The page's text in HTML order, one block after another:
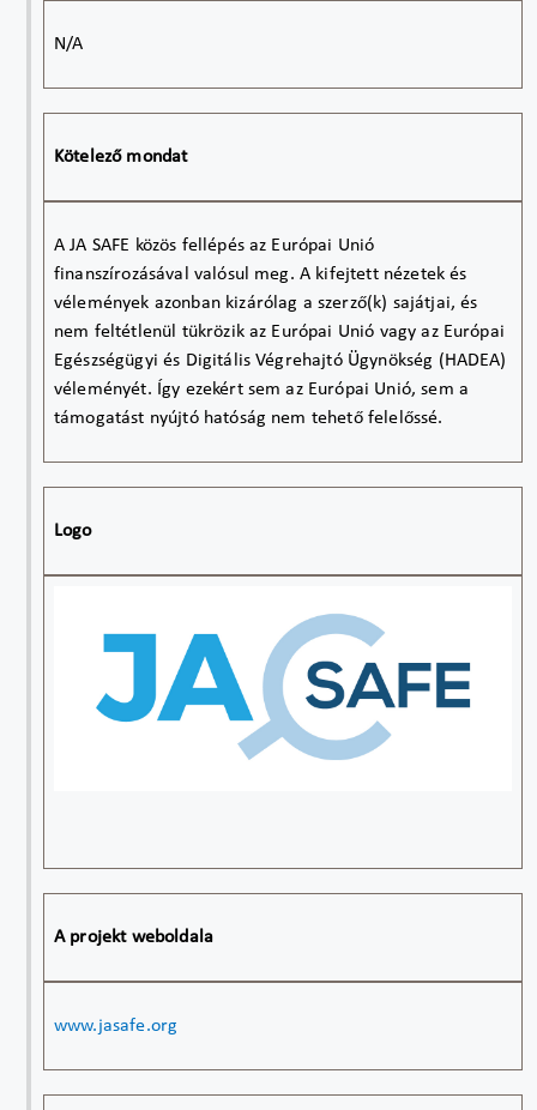
N/A
Kötelező mondat
A JA SAFE közös fellépés az Európai Unió
finanszírozásával valósul meg. A kifejtett nézetek és
vélemények azonban kizárólag a szerző(k) sajátjai, és
nem feltétlenül tükrözik az Európai Unió vagy az Európai
Egészségügyi és Digitális Végrehajtó Ügynökség (HADEA)
véleményét. Így ezekért sem az Európai Unió, sem a
támogatást nyújtó hatóság nem tehető felelőssé.
Logo
A projekt weboldala
www.jasafe.org